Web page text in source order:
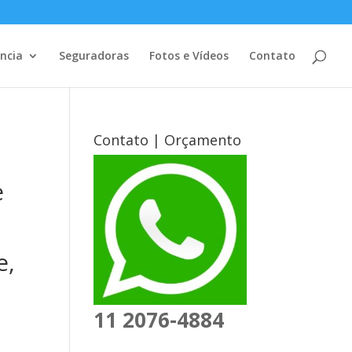
Seguradoras Fotos e Vídeos Contato
Contato | Orçamento
11 2076-4884